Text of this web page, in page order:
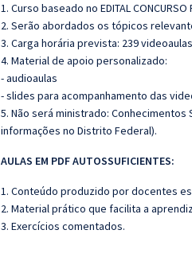
1. Curso baseado no EDITAL CONCURSO
2. Serão abordados os tópicos
3. Carga horária prevista: 239
4. Material de apoio personalizado:
- audioaulas
- slides para acompanhamento das
5. Não será ministrado: Conhecimentos
informações no Distrito Federal).
AULAS EM PDF AUTOSSUFICIENTES:
1. Conteúdo produzido por docentes
2. Material prático que facilita a
3. Exercícios comentados.